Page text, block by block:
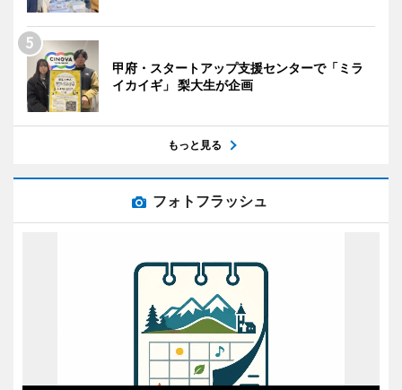
甲府・スタートアップ支援センターで「ミラ
イカイギ」 梨大生が企画
もっと見る
フォトフラッシュ